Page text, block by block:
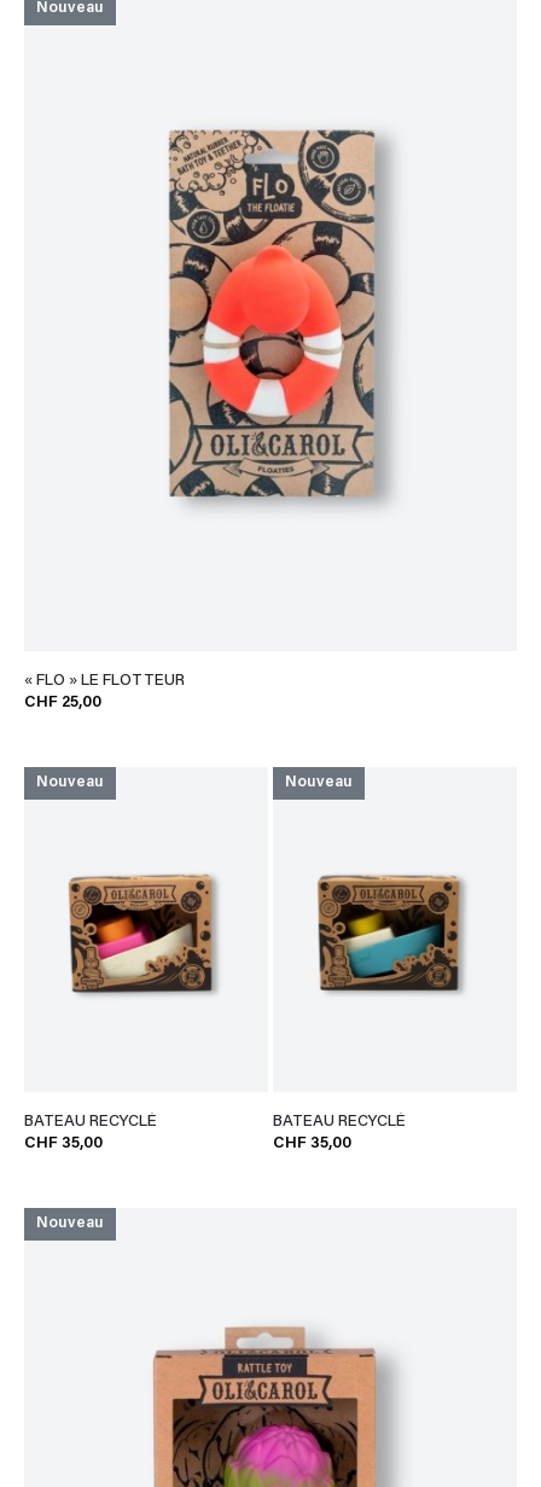
Nouveau
« FLO » LE FLOTTEUR
CHF 25,00
Nouveau
BATEAU RECYCLÉ
CHF 35,00
Nouveau
BATEAU RECYCLÉ
CHF 35,00
Nouveau